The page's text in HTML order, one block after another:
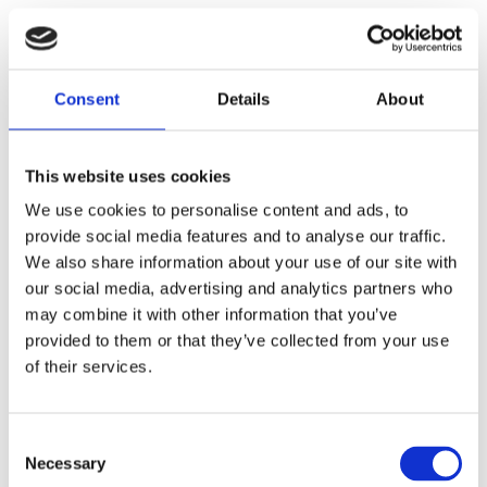
Consent Details About
This website uses cookies
We use cookies to personalise content and ads, to
provide social media features and to analyse our traffic.
We also share information about your use of our site with
our social media, advertising and analytics partners who
may combine it with other information that you’ve
provided to them or that they’ve collected from your use
of their services.
Selection
Necessary
uszkodzony czujnik różnicy ciśnień (DPFE) lub czujnik
temperatury często jest przyczyną błędu, mimo że sam
Zatkanie kanałów w kolektorze: Nawet zupełnie nowy
Problemy z pompą próżniową: Niewystarczające
mechanizmu pod odpowiednim kątem.
Przed podjęciem jakichkolwiek działań zaleca się
przeprowadzenie pełnejkontroli sprawności zaworu EGR
przy użyciu profesjonalnych narzędzi.
JAK USUNĄĆ BŁĄD P0401?
Przywrócenie sprawności samochodu może wymagać
rezultat